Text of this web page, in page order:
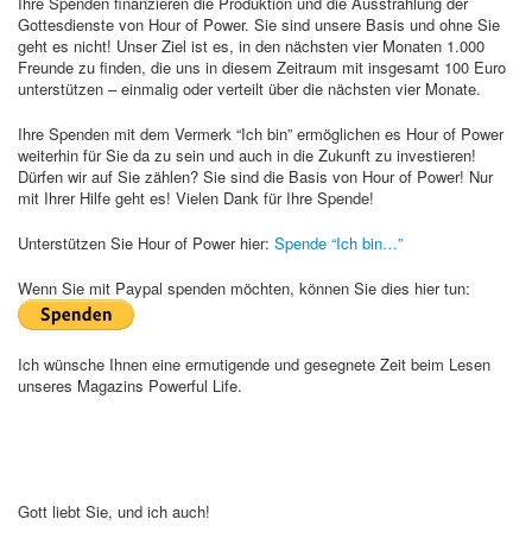
Gottesdienste von Hour of Power. Sie sind unsere Basis und ohne Sie
geht es nicht! Unser Ziel ist es, in den nächsten vier Monaten 1.000
Freunde zu finden, die uns in diesem Zeitraum mit insgesamt 100 Euro
unterstützen – einmalig oder verteilt über die nächsten vier Monate.
Ihre Spenden mit dem Vermerk “Ich bin” ermöglichen es Hour of Power
weiterhin für Sie da zu sein und auch in die Zukunft zu investieren!
Dürfen wir auf Sie zählen? Sie sind die Basis von Hour of Power! Nur
mit Ihrer Hilfe geht es! Vielen Dank für Ihre Spende!
Unterstützen Sie Hour of Power hier: Spende “Ich bin…”
Wenn Sie mit Paypal spenden möchten, können Sie dies hier tun:
Ich wünsche Ihnen eine ermutigende und gesegnete Zeit beim Lesen
unseres Magazins Powerful Life.
Gott liebt Sie, und ich auch!